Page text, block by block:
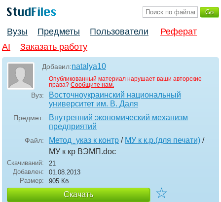
Вузы Предметы Пользователи
Реферат
AI
Заказать работу
Добавил:natalya10
Опубликованный материал нарушает ваши авторские
права? Сообщите нам.
Вуз:
Восточноукраинский национальный
университет им. В. Даля
Предмет:
Внутренний экономический механизм
предприятий
Файл: Метод_указ к контр / МУ к к.р.(для печати) /
МУ к кр ВЭМП .doc
Скачиваний:
21
Добавлен:
01.08.2013
Размер:
905 Кб
Скачать ☆